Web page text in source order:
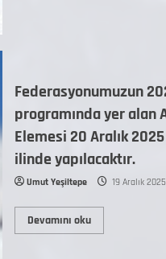
Federasyonumuzun
programında yer alan
Elemesi 20 Aralık
ilinde yapılacaktır.
Umut Yeşiltepe 19 Aralık 2025
Devamını oku